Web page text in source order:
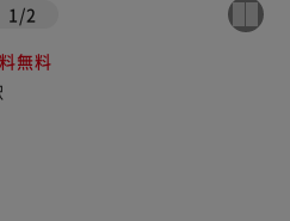
1 /2
無料